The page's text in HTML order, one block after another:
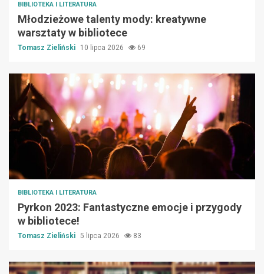
BIBLIOTEKA I LITERATURA
Młodzieżowe talenty mody: kreatywne
warsztaty w bibliotece
Tomasz Zieliński 10 lipca 2026 69
BIBLIOTEKA I LITERATURA
Pyrkon 2023: Fantastyczne emocje i przygody
w bibliotece!
Tomasz Zieliński 5 lipca 2026 83